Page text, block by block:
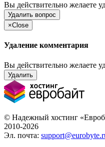
Вы действительно желаете
Удалить вопрос
×Close
Удаление комментария
Вы действительно желаете
Удалить
© Надежный хостинг
2010-2026
Эл. почта: